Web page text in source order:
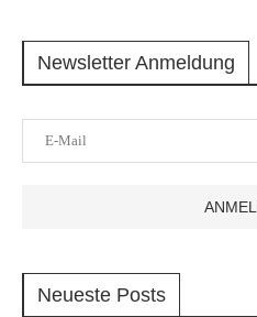
Newsletter Anmeldung
Neueste Posts